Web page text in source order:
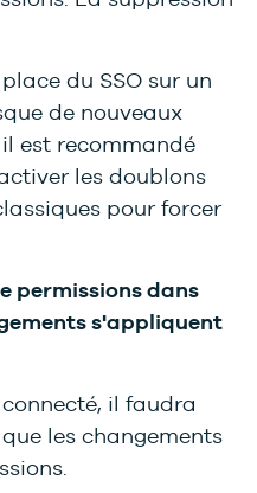
du SSO sur un
de nouveaux
est recommandé
les doublons
pour forcer
permissions dans
s'appliquent
il faudra
les changements